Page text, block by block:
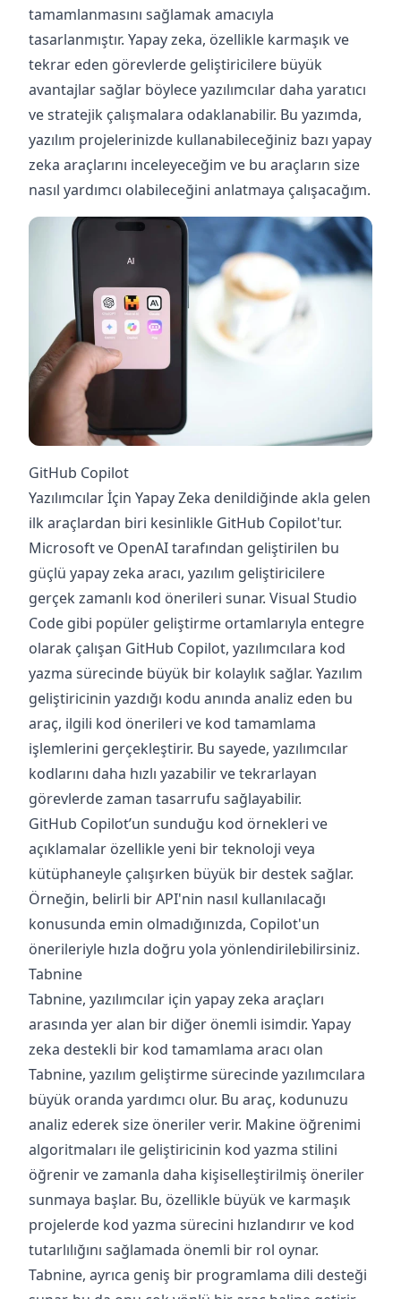
tamamlanmasını sağlamak amacıyla
tasarlanmıştır. Yapay zeka, özellikle karmaşık ve
tekrar eden görevlerde geliştiricilere büyük
avantajlar sağlar böylece yazılımcılar daha yaratıcı
ve stratejik çalışmalara odaklanabilir. Bu yazımda,
yazılım projelerinizde kullanabileceğiniz bazı yapay
zeka araçlarını inceleyeceğim ve bu araçların size
nasıl yardımcı olabileceğini anlatmaya çalışacağım.
GitHub Copilot
Yazılımcılar İçin Yapay Zeka denildiğinde akla gelen
ilk araçlardan biri kesinlikle GitHub Copilot'tur.
Microsoft ve OpenAI tarafından geliştirilen bu
güçlü yapay zeka aracı, yazılım geliştiricilere
gerçek zamanlı kod önerileri sunar. Visual Studio
Code gibi popüler geliştirme ortamlarıyla entegre
olarak çalışan GitHub Copilot, yazılımcılara kod
yazma sürecinde büyük bir kolaylık sağlar. Yazılım
geliştiricinin yazdığı kodu anında analiz eden bu
araç, ilgili kod önerileri ve kod tamamlama
işlemlerini gerçekleştirir. Bu sayede, yazılımcılar
kodlarını daha hızlı yazabilir ve tekrarlayan
görevlerde zaman tasarrufu sağlayabilir.
GitHub Copilot’un sunduğu kod örnekleri ve
açıklamalar özellikle yeni bir teknoloji veya
kütüphaneyle çalışırken büyük bir destek sağlar.
Örneğin, belirli bir API'nin nasıl kullanılacağı
konusunda emin olmadığınızda, Copilot'un
önerileriyle hızla doğru yola yönlendirilebilirsiniz.
Tabnine
Tabnine, yazılımcılar için yapay zeka araçları
arasında yer alan bir diğer önemli isimdir. Yapay
zeka destekli bir kod tamamlama aracı olan
Tabnine, yazılım geliştirme sürecinde yazılımcılara
büyük oranda yardımcı olur. Bu araç, kodunuzu
analiz ederek size öneriler verir. Makine öğrenimi
algoritmaları ile geliştiricinin kod yazma stilini
öğrenir ve zamanla daha kişiselleştirilmiş öneriler
sunmaya başlar. Bu, özellikle büyük ve karmaşık
projelerde kod yazma sürecini hızlandırır ve kod
tutarlılığını sağlamada önemli bir rol oynar.
Tabnine, ayrıca geniş bir programlama dili desteği